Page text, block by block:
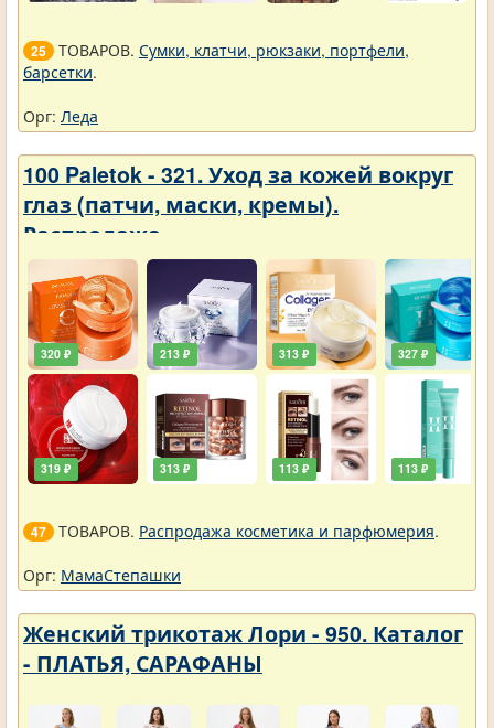
25 ТОВАРОВ. Сумки, клатчи, рюкзаки, портфели,
барсетки.
Орг: Леда
100 Paletok - 321. Уход за кожей вокруг
глаз (патчи, маски, кремы).
Распродажа
320 ₽
319 ₽
213 ₽
313 ₽
313 ₽
113 ₽
327 ₽
113 ₽
47 ТОВАРОВ. Распродажа косметика и парфюмерия.
Орг: МамаСтепашки
Женский трикотаж Лори - 950. Каталог
- ПЛАТЬЯ, САРАФАНЫ